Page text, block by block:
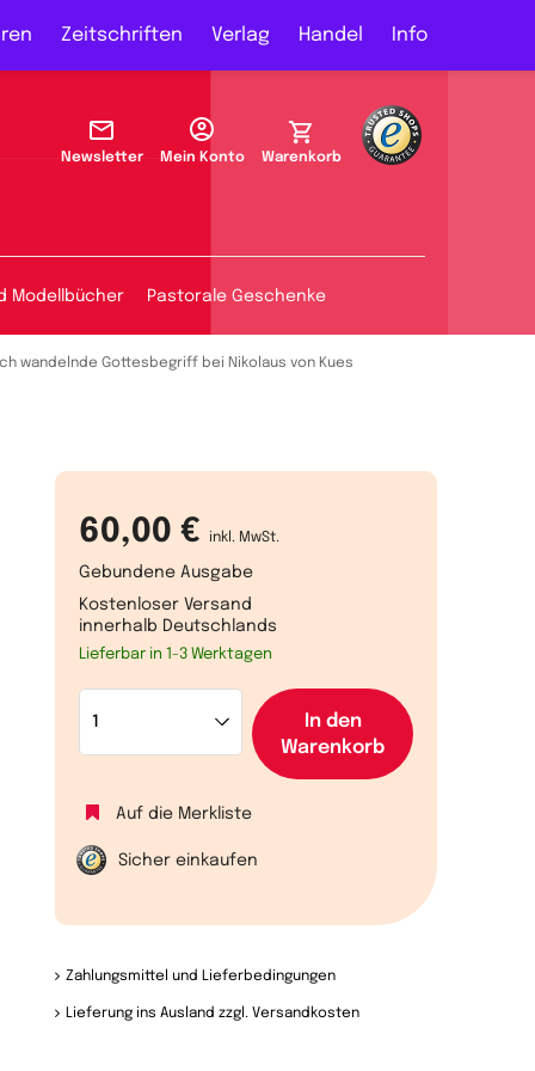
Zeitschriften Verlag Handel Info
Newsletter Mein Konto Warenkorb
Modellbücher Pastorale Geschenke
wandelnde Gottesbegriff bei Nikolaus von Kues
60,00 € inkl. MwSt.
Gebundene Ausgabe
Kostenloser Versand
innerhalb Deutschlands
Lieferbar in 1-3 Werktagen
In den
Warenkorb
Auf die Merkliste
Sicher einkaufen
Zahlungsmittel und Lieferbedingungen
Lieferung ins Ausland zzgl. Versandkosten